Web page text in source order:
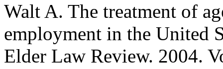
Walt A. The treatment of
employment in the United
Elder Law Review. 2004.